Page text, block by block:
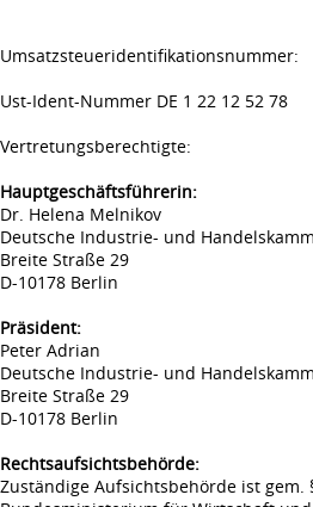
Umsatzsteueridentifikationsnummer:
Ust-Ident-Nummer DE 1 22 12 52 78
Vertretungsberechtigte:
Hauptgeschäftsführerin:
Dr. Helena Melnikov
Deutsche Industrie- und
Breite Straße 29
D-10178 Berlin
Präsident:
Peter Adrian
Deutsche Industrie- und
Breite Straße 29
D-10178 Berlin
Rechtsaufsichtsbehörde:
Zuständige Aufsichtsbehörde ist gem.